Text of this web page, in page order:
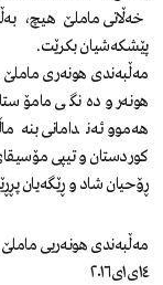
خەڵاتی ماملێ هیچ،
پێشکەشیان بکرێت.
مەڵبەندی هونەری
هونەر و دەنگی
هەموو ئەندامانى
کوردستان و تیپى
ڕۆحیان شاد و ڕێگەیان
مەڵبەندی هونەریی ماملێ
١٤ی١ی٢٠١٦